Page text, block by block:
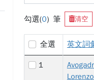
勾選(0) 筆 清空
全選 英文詞
1